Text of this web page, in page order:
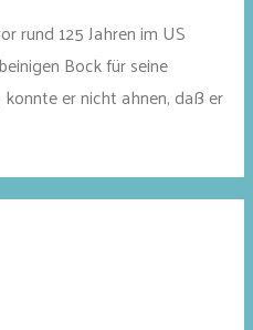
rund 125 Jahren im US
Bock für seine
er nicht ahnen, daß er